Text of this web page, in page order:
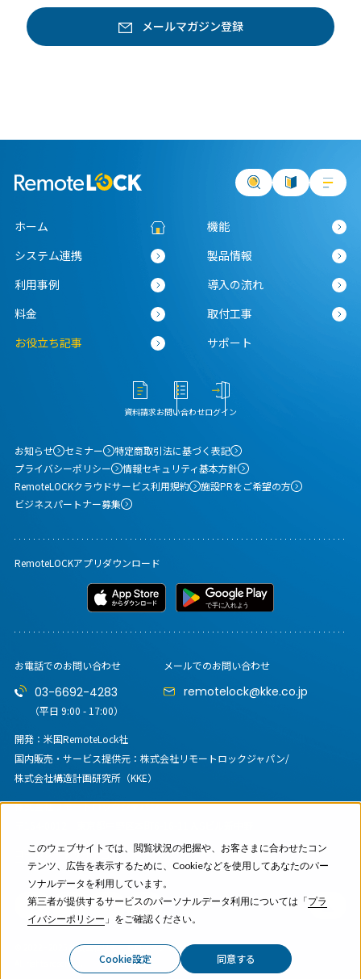
このウェブサイトでは、閲覧状況の把握や、お客さまに合わせたコン
テンツ、広告を表示するために、Cookieなどを使用してあなたのパー
ソナルデータを利用しています。
第三者が提供するサービスのパーソナルデータ利用については「プラ
イバシーポリシー 」をご確認ください。
Cookie設定 同意する
お電話でのお問い合わせ
03-6692-4283
（平日 9:00 - 17:00）
メールでのお問い合わせ
remotelock@kke.co.jp
開発：米国RemoteLock社
国内販売・サービス提供元： 株式会社リモートロックジャパン/
株式会社構造計画研究所（KKE）
株式会社リモートロックジャパン
コーポレートサイト
ホーム
機能
システム連携
製品情報
利用事例
導入の流れ
料金
取付工事
お役立ち記事
サポート
資料請求お問い合わせログイン
お知らせ セミナー
特定商取引法に基づく表記
プライバシーポリシー
情報セキュリティ基本方針
RemoteLOCKクラウドサービス利用規約
施設PRをご希望の方
ビジネスパートナー募集
RemoteLOCKアプリダウンロード
© 2022 - 2025 株式会社リモートロックジャパン
All rights reserved.